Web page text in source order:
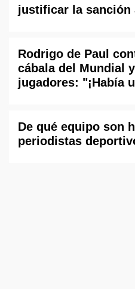
justificar la sanción
Rodrigo de Paul
cábala del Mundial
jugadores: "¡Había
De qué equipo son
periodistas